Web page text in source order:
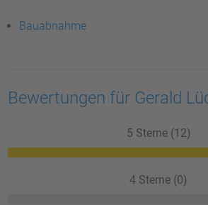
Bauabnahme
Bewertungen für Gerald
5 Sterne (12)
4 Sterne (0)